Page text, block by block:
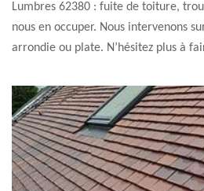
Lumbres 62380 : fuite de toiture,
nous en occuper. Nous intervenons
arrondie ou plate. N’hésitez plus à